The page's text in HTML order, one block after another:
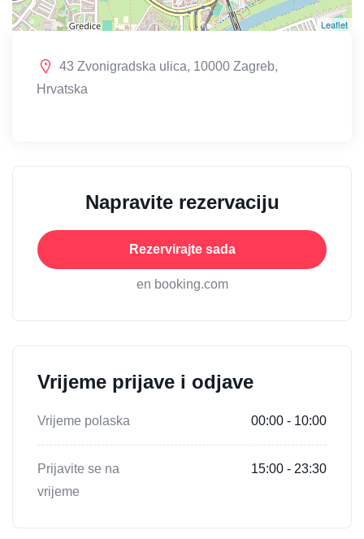
Leaflet
43 Zvonigradska ulica, 10000 Zagreb,
Hrvatska
Napravite rezervaciju
Rezervirajte sada
en booking.com
Vrijeme prijave i odjave
Vrijeme polaska 00:00 - 10:00
Prijavite se na
vrijeme
15:00 - 23:30